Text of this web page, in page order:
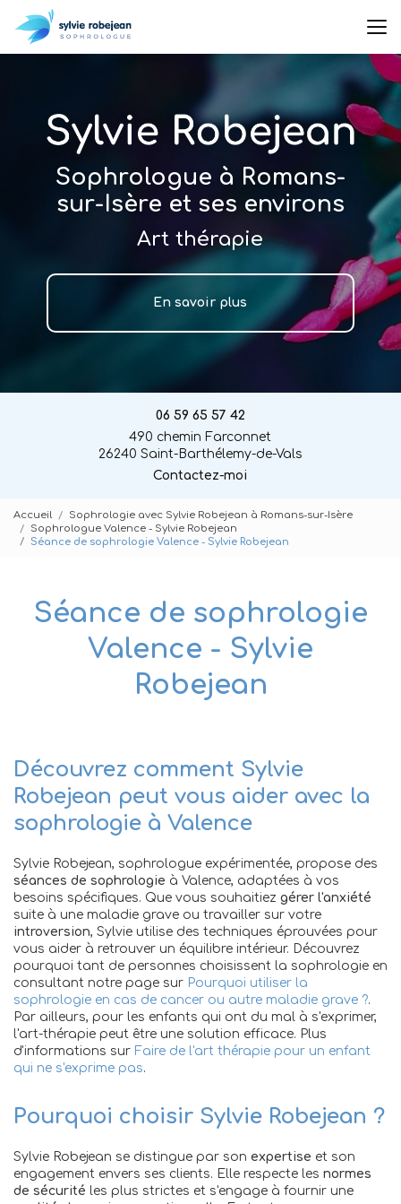
au
contenu
Sophrologue à Romans-
sur-Isère et ses environs
Art thérapie
En savoir plus
06 59 65 57 42
490 chemin Farconnet
26240 Saint-Barthélemy-de-Vals
Contactez-moi
Accueil
Sophrologie avec Sylvie Robejean à Romans-sur-Isère
Sophrologue Valence - Sylvie Robejean
Séance de sophrologie Valence - Sylvie Robejean
Séance de sophrologie
Valence - Sylvie
Robejean
Découvrez comment Sylvie
Robejean peut vous aider avec la
sophrologie à Valence
Sylvie Robejean, sophrologue expérimentée, propose des
séances de sophrologie à Valence, adaptées à vos
besoins spécifiques. Que vous souhaitiez gérer l'anxiété
suite à une maladie grave ou travailler sur votre
introversion, Sylvie utilise des techniques éprouvées pour
vous aider à retrouver un équilibre intérieur. Découvrez
pourquoi tant de personnes choisissent la sophrologie en
consultant notre page sur Pourquoi utiliser la
sophrologie en cas de cancer ou autre maladie grave ?.
Par ailleurs, pour les enfants qui ont du mal à s'exprimer,
l'art-thérapie peut être une solution efficace. Plus
d'informations sur Faire de l'art thérapie pour un enfant
qui ne s'exprime pas.
Pourquoi choisir Sylvie Robejean ?
Sylvie Robejean se distingue par son expertise et son
engagement envers ses clients. Elle respecte les normes
de sécurité les plus strictes et s'engage à fournir une